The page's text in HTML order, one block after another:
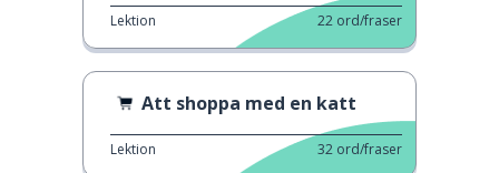
Lektion 22 ord/fraser
Att shoppa med en katt
Lektion 32 ord/fraser